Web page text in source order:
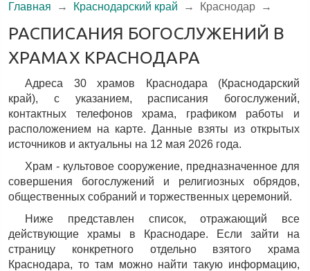
Главная → Краснодарский край → Краснодар →
РАСПИСАНИЯ БОГОСЛУЖЕНИЙ В
ХРАМАХ КРАСНОДАРА
Адреса 30 храмов Краснодара (Краснодарский
край), c указанием, расписания богослужений,
контактных телефонов храма, графиком работы и
расположением на карте. Данные взяты из открытых
источников и актуальны на 12 мая 2026 года.
Храм - культовое сооружение, предназначенное для
совершения богослужений и религиозных обрядов,
общественных собраний и торжественных церемоний.
Ниже представлен список, отражающий все
действующие храмы в Краснодаре. Если зайти на
страницу конкретного отдельно взятого храма
Краснодара, то там можно найти такую информацию,